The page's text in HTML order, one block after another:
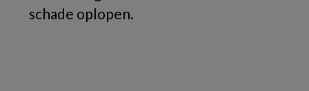
schade oplopen.